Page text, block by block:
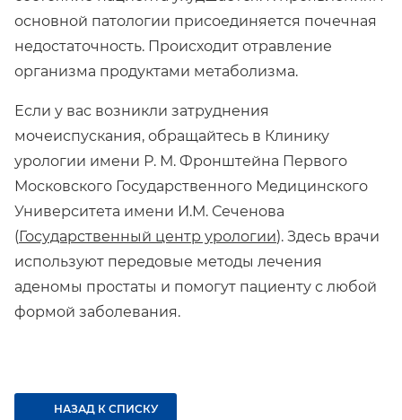
основной патологии присоединяется почечная
недостаточность. Происходит отравление
организма продуктами метаболизма.
Если у вас возникли затруднения
мочеиспускания, обращайтесь в Клинику
урологии имени Р. М. Фронштейна Первого
Московского Государственного Медицинского
Университета имени И.М. Сеченова
(Государственный центр урологии). Здесь врачи
используют передовые методы лечения
аденомы простаты и помогут пациенту с любой
формой заболевания.
НАЗАД К СПИСКУ